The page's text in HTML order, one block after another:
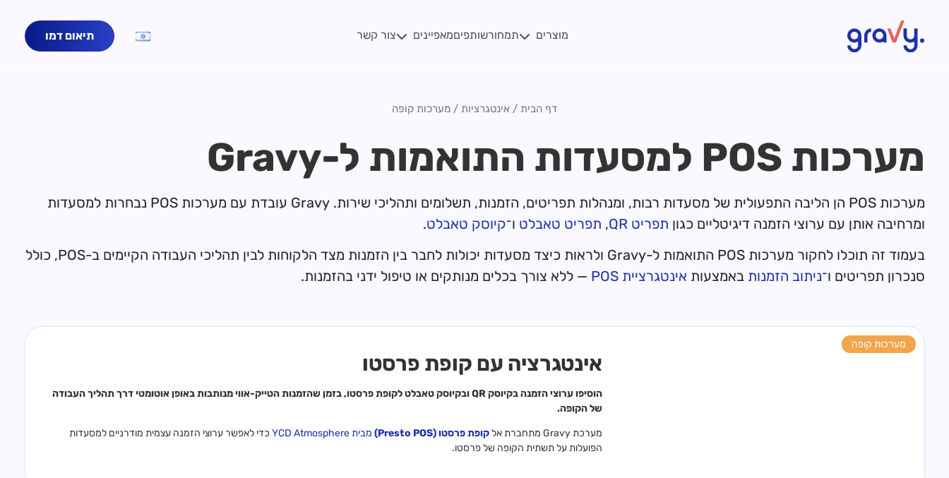
מוצרים תמחורשותפיםמאפיינים צור קשר תיאום דמו
דף הבית / אינטגרציות / מערכות קופה
מערכות POS למסעדות התואמות ל-Gravy
מערכות POS הן הליבה התפעולית של מסעדות רבות, ומנהלות תפריטים, הזמנות, תשלומים ותהליכי שירות. Gravy עובדת עם מערכות POS נבחרות למסעדות
ומרחיבה אותן עם ערוצי הזמנה דיגיטליים כגון תפריט QR , תפריט טאבלט ו־קיוסק טאבלט.
בעמוד זה תוכלו לחקור מערכות POS התואמות ל-Gravy ולראות כיצד מסעדות יכולות לחבר בין הזמנות מצד הלקוחות לבין תהליכי העבודה הקיימים ב-POS, כולל
סנכרון תפריטים ו־ניתוב הזמנות באמצעות אינטגרציית POS — ללא צורך בכלים מנותקים או טיפול ידני בהזמנות.
מערכות קופה
אינטגרציה עם קופת פרסטו
הוסיפו ערוצי הזמנה בקיוסק QR ובקיוסק טאבלט לקופת פרסטו, בזמן שהזמנות הטייק-אווי מנותבות באופן אוטומטי דרך תהליך העבודה
של הקופה.
מערכת Gravy מתחברת אל קופת פרסטו (Presto POS) מבית YCD Atmosphere
כדי לאפשר ערוצי הזמנה עצמית מודרניים למסעדות
הפועלות על תשתית הקופה של פרסטו.